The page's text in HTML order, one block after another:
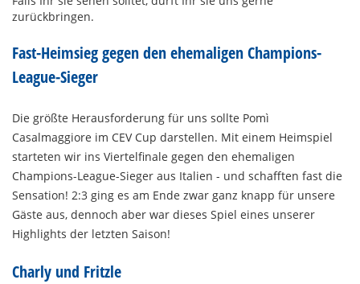
zurückbringen.
Fast-Heimsieg gegen den ehemaligen Champions-
League-Sieger
Die größte Herausforderung für uns sollte Pomì
Casalmaggiore im CEV Cup darstellen. Mit einem Heimspiel
starteten wir ins Viertelfinale gegen den ehemaligen
Champions-League-Sieger aus Italien - und schafften fast die
Sensation! 2:3 ging es am Ende zwar ganz knapp für unsere
Gäste aus, dennoch aber war dieses Spiel eines unserer
Highlights der letzten Saison!
Charly und Fritzle